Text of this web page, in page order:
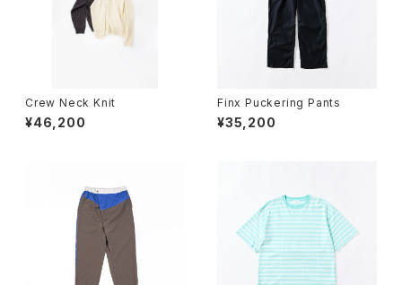
Crew Neck Knit
¥46,200
Finx Puckering Pants
¥35,200